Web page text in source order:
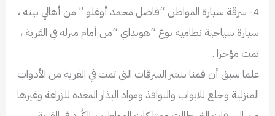
4- سرقة سيارة المواطن “فاضل محمد أوغلو ” من أهالي بينه ،
سيارة سياحية نظامية نوع “هونداي “من أمام منزله في القرية ،
تمت مؤخرا .
علما سبق أن قمنا بنشر السرقات التي تمت في القرية من الأدوات
المنزلية وخلع للابواب والنوافذ ومواد البذار المعدة للزراعة وغيرها